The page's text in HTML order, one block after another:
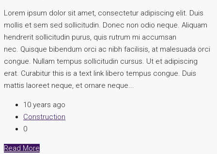
Lorem ipsum dolor sit amet, consectetur adipiscing elit. Duis
mollis et sem sed sollicitudin. Donec non odio neque. Aliquam
hendrerit sollicitudin purus, quis rutrum mi accumsan
nec. Quisque bibendum orci ac nibh facilisis, at malesuada orci
congue. Nullam tempus sollicitudin cursus. Ut et adipiscing
erat. Curabitur this is a text link libero tempus congue. Duis
mattis laoreet neque, et ornare neque...
10 years ago
Construction
0
Read More